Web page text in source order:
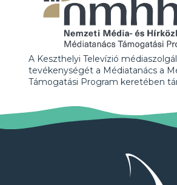
A Keszthelyi Televízió
tevékenységét a Médiatanács a
Támogatási Program keretében